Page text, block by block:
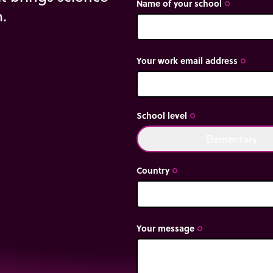
Name of your school trip_origin
Your work email address trip_origin
School level trip_origin
Country trip_origin
Your message trip_origin